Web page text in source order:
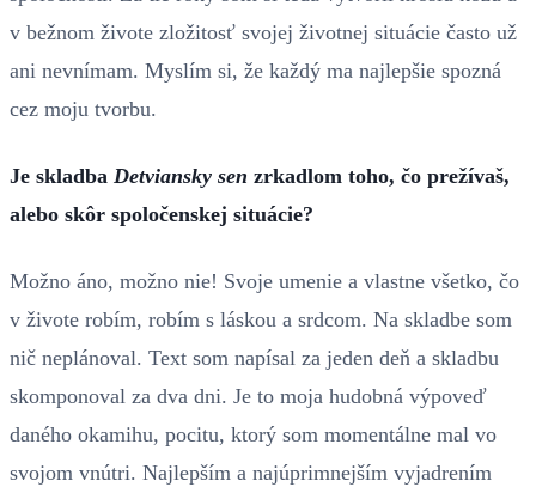
v bežnom živote zložitosť svojej životnej situácie často už
ani nevnímam. Myslím si, že každý ma najlepšie spozná
cez moju tvorbu.
Je skladba Detviansky sen zrkadlom toho, čo prežívaš,
alebo skôr spoločenskej situácie?
Možno áno, možno nie! Svoje umenie a vlastne všetko, čo
v živote robím, robím s láskou a srdcom. Na skladbe som
nič neplánoval. Text som napísal za jeden deň a skladbu
skomponoval za dva dni. Je to moja hudobná výpoveď
daného okamihu, pocitu, ktorý som momentálne mal vo
svojom vnútri. Najlepším a najúprimnejším vyjadrením